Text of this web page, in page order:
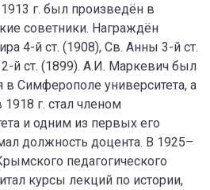
г. был произведён в
советники. Награждён
4-й ст. (1908), Св. Анны 3-й ст.
й ст. (1899). А.И. Маркевич был
в Симферополе университета, а
г. стал членом
и одним из первых его
должность доцента. В 1925–
педагогического
курсы лекций по истории,